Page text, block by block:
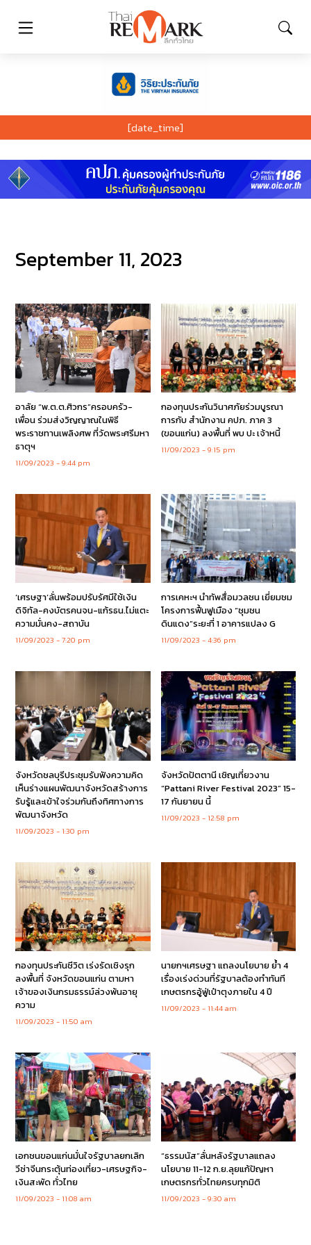
[date_time]
September 11, 2023
อาลัย “พ.ต.ต.ศิวกร”ครอบครัว-
เพื่อน ร่วมส่งวิญญาณในพิธี
พระราชทานเพลิงศพ ที่วัดพระศรีมหา
ธาตุฯ
11/09/2023 9:44 pm
กองทุนประกันวินาศภัยร่วมบูรณา
การกับ สำนักงาน คปภ. ภาค 3
(ขอนแก่น) ลงพื้นที่ พบ ปะ เจ้าหนี้
11/09/2023 9:15 pm
‘เศรษฐา’ลั่นพร้อมปรับรัศมีใช้เงิน
ดิจิทัล-คงบัตรคนจน-แก้รธน.ไม่แตะ
ความมั่นคง-สถาบัน
11/09/2023 7:20 pm
การเคหะฯ นำทัพสื่อมวลชน เยี่ยมชม
โครงการฟื้นฟูเมือง “ชุมชน
ดินแดง”ระยะที่ 1 อาคารแปลง G
11/09/2023 4:36 pm
จังหวัดชลบุรีประชุมรับฟังความคิด
เห็นร่างแผนพัฒนาจังหวัดสร้างการ
รับรู้และเข้าใจร่วมกันถึงทิศทางการ
พัฒนาจังหวัด
11/09/2023 1:30 pm
จังหวัดปัตตานี เชิญเที่ยวงาน
“Pattani River Festival 2023” 15-
17 กันยายน นี้
11/09/2023 12:58 pm
กองทุนประกันชีวิต เร่งรัดเชิงรุก
ลงพื้นที่ จังหวัดขอนแก่น ตามหา
เจ้าของเงินกรมธรรม์ล่วงพ้นอายุ
ความ
11/09/2023 11:50 am
นายกฯเศรษฐา แถลงนโยบาย ย้ำ 4
เรื่องเร่งด่วนที่รัฐบาลต้องทำทันที
เกษตรกรอู้ฟู่เป๋าตุงภายใน 4 ปี
11/09/2023 11:44 am
เอกชนขอนแก่นมั่นใจรัฐบาลยกเลิก
วีซ่าจีนกระตุ้นท่องเที่ยว-เศรษฐกิจ-
เงินสะพัด ทั่วไทย
11/09/2023 11:08 am
“ธรรมนัส”ลั่นหลังรัฐบาลแถลง
นโยบาย 11-12 ก.ย.ลุยแก้ปัญหา
เกษตรกรทั่วไทยครบทุกมิติ
11/09/2023 9:30 am